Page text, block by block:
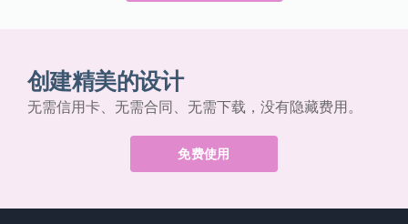
创建精美的设计
无需信用卡、无需合同、无需下载，没有隐藏费用。
免费使用